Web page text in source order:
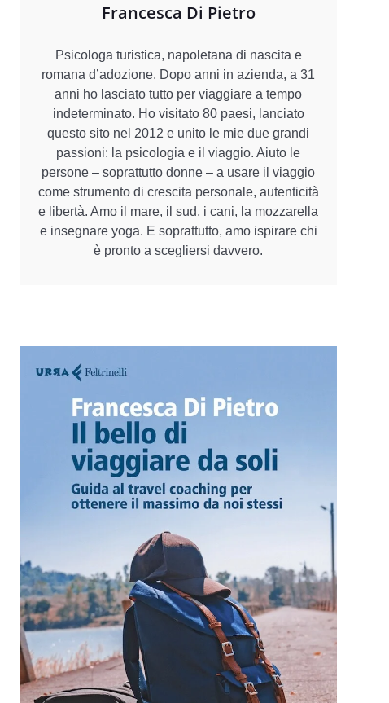
Francesca Di Pietro
Psicologa turistica, napoletana di nascita e
romana d’adozione. Dopo anni in azienda, a 31
anni ho lasciato tutto per viaggiare a tempo
indeterminato. Ho visitato 80 paesi, lanciato
questo sito nel 2012 e unito le mie due grandi
passioni: la psicologia e il viaggio. Aiuto le
persone – soprattutto donne – a usare il viaggio
come strumento di crescita personale, autenticità
e libertà. Amo il mare, il sud, i cani, la mozzarella
e insegnare yoga. E soprattutto, amo ispirare chi
è pronto a scegliersi davvero.